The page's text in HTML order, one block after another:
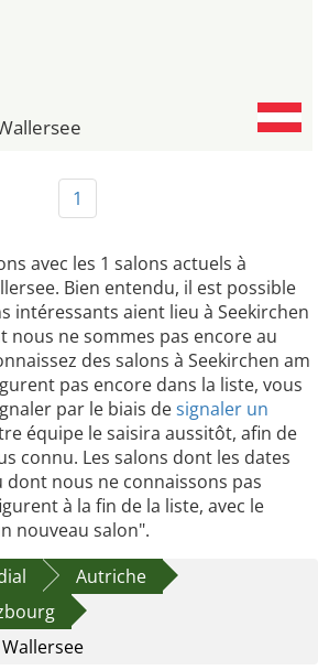
1
avec les 1 salons actuels à
Bien entendu, il est possible
intéressants aient lieu à Seekirchen
nous ne sommes pas encore au
des salons à Seekirchen am
pas encore dans la liste, vous
par le biais designaler un
équipe le saisira aussitôt, afin de
connu. Les salons dont les dates
dont nous ne connaissons pas
à la fin de la liste, avec le
nouveau salon".
Autriche